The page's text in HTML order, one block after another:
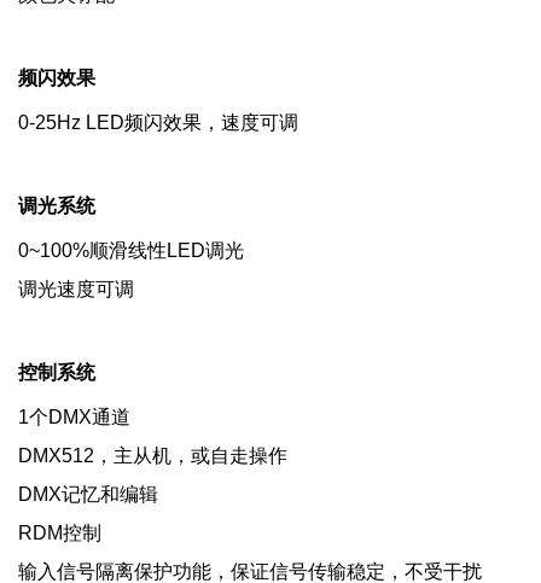
频闪效果
0-25Hz LED频闪效果，速度可调
调光系统
0~100%顺滑线性LED调光
调光速度可调
控制系统
1个DMX通道
DMX512，主从机，或自走操作
DMX记忆和编辑
RDM控制
输入信号隔离保护功能，保证信号传输稳定，不受干扰